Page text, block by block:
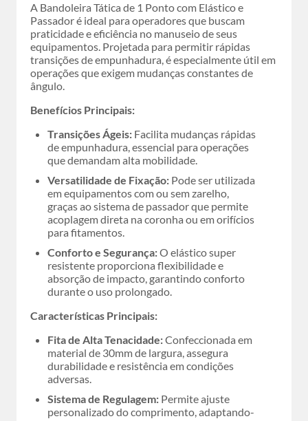
A Bandoleira Tática de 1 Ponto com Elástico e
Passador é ideal para operadores que buscam
praticidade e eficiência no manuseio de seus
equipamentos. Projetada para permitir rápidas
transições de empunhadura, é especialmente útil em
operações que exigem mudanças constantes de
ângulo.
Benefícios Principais:
Transições Ágeis: Facilita mudanças rápidas
de empunhadura, essencial para operações
que demandam alta mobilidade.
Versatilidade de Fixação: Pode ser utilizada
em equipamentos com ou sem zarelho,
graças ao sistema de passador que permite
acoplagem direta na coronha ou em orifícios
para fitamentos.
Conforto e Segurança:O elástico super
resistente proporciona flexibilidade e
absorção de impacto, garantindo conforto
durante o uso prolongado.
Características Principais:
Fita de Alta Tenacidade:Confeccionada em
material de 30mm de largura, assegura
durabilidade e resistência em condições
adversas.
Sistema de Regulagem: Permite ajuste
personalizado do comprimento, adaptando-